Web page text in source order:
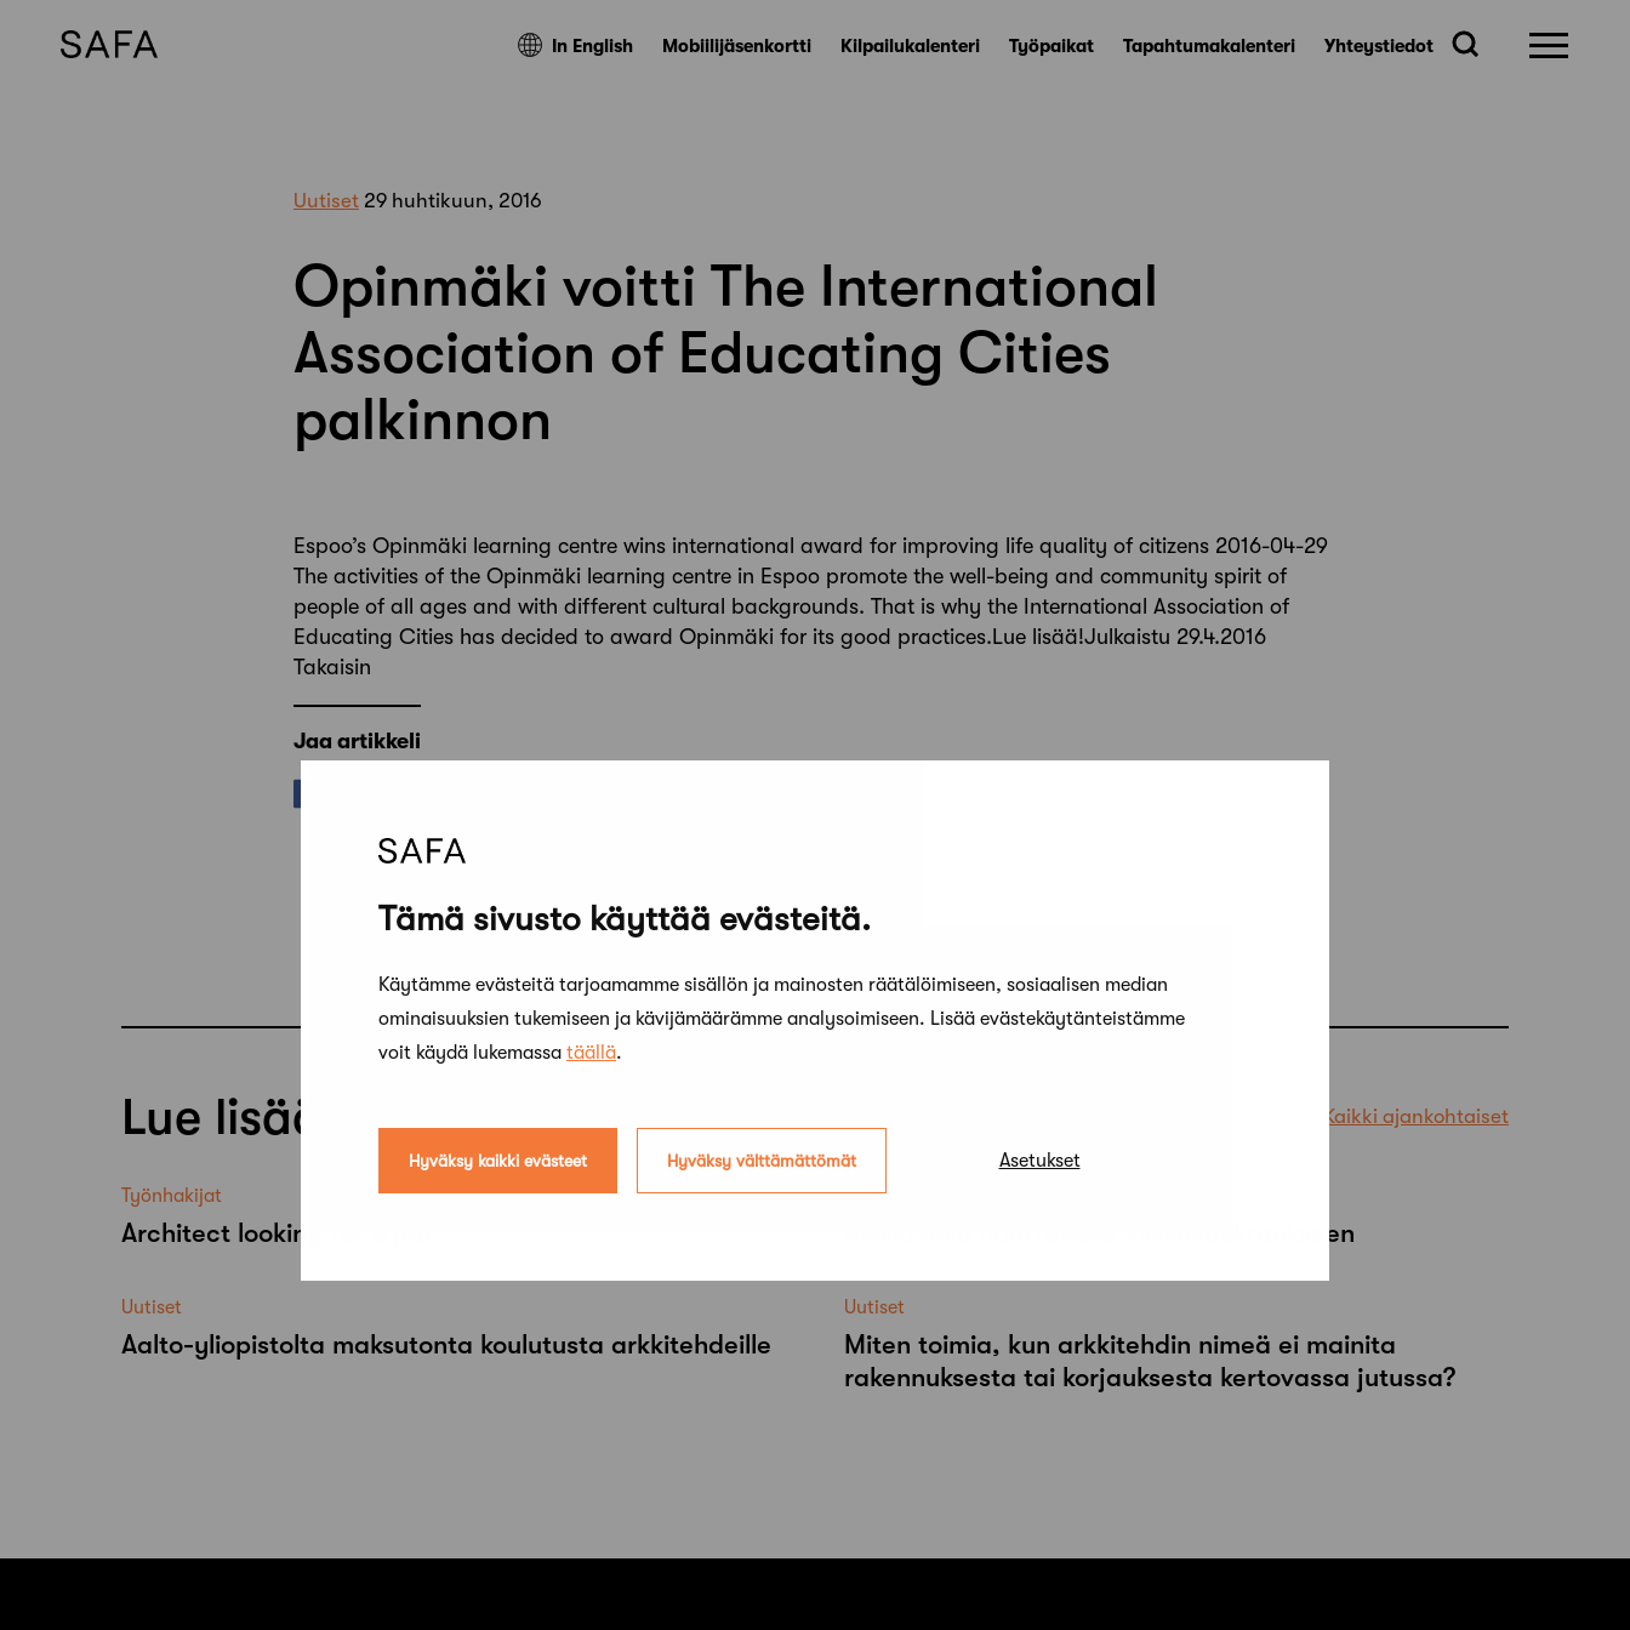
Tämä sivusto käyttää evästeitä.
Käytämme evästeitä tarjoamamme sisällön ja mainosten räätälöimiseen, sosiaalisen median
ominaisuuksien tukemiseen ja kävijämäärämme analysoimiseen. Lisää evästekäytänteistämme
voit käydä lukemassa täällä.
Hyväksy kaikki evästeet Hyväksy välttämättömät Asetukset
In English Mobiilijäsenkortti Kilpailukalenteri Työpaikat Tapahtumakalenteri Yhteystiedot
Uutiset 29 huhtikuun, 2016
Opinmäki voitti The International
Association of Educating Cities
palkinnon
Espoo’s Opinmäki learning centre wins international award for improving life quality of citizens 2016-04-29
The activities of the Opinmäki learning centre in Espoo promote the well-being and community spirit of
people of all ages and with different cultural backgrounds. That is why the International Association of
Educating Cities has decided to award Opinmäki for its good practices.Lue lisää!Julkaistu 29.4.2016
Takaisin
Jaa artikkeli
Lue lisää Kaikki ajankohtaiset
Työnhakijat
Architect looking for a job
Uutiset
Mökki Salo haettavissa viikkovuokraukseen
Uutiset
Aalto-​yliopistolta maksutonta koulutusta arkkitehdeille
Uutiset
Miten toimia, kun arkkitehdin nimeä ei mainita
rakennuksesta tai korjauksesta kertovassa jutussa?